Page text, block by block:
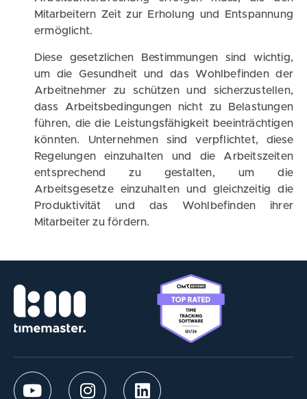
Mitarbeitern Zeit zur Erholung und Entspannung
ermöglicht.
Diese gesetzlichen Bestimmungen sind wichtig,
um die Gesundheit und das Wohlbefinden der
Arbeitnehmer zu schützen und sicherzustellen,
dass Arbeitsbedingungen nicht zu Belastungen
führen, die die Leistungsfähigkeit beeinträchtigen
könnten. Unternehmen sind verpflichtet, diese
Regelungen einzuhalten und die Arbeitszeiten
entsprechend zu gestalten, um die
Arbeitsgesetze einzuhalten und gleichzeitig die
Produktivität und das Wohlbefinden ihrer
Mitarbeiter zu fördern.